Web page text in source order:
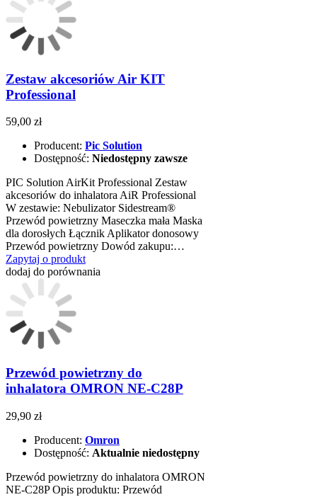
Zestaw akcesoriów Air KIT
Professional
59,00 zł
Producent: Pic Solution
Dostępność: Niedostępny zawsze
PIC Solution AirKit Professional Zestaw
akcesoriów do inhalatora AiR Professional
W zestawie: Nebulizator Sidestream®
Przewód powietrzny Maseczka mała Maska
dla dorosłych Łącznik Aplikator donosowy
Przewód powietrzny Dowód zakupu:…
Zapytaj o produkt
dodaj do porównania
Przewód powietrzny do
inhalatora OMRON NE-C28P
29,90 zł
Producent: Omron
Dostępność: Aktualnie niedostępny
Przewód powietrzny do inhalatora OMRON
NE-C28P Opis produktu: Przewód